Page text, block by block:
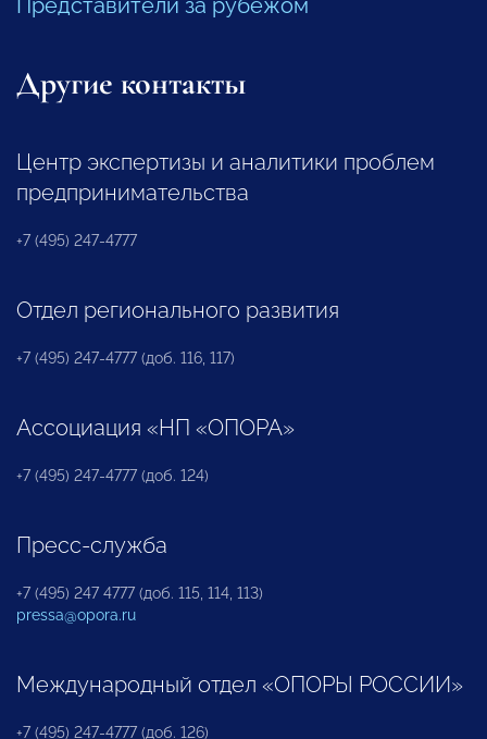
Представители за рубежом
Другие контакты
Центр экспертизы и аналитики проблем
предпринимательства
+7 (495) 247-4777
Отдел регионального развития
+7 (495) 247-4777 (доб. 116, 117)
Ассоциация «НП «ОПОРА»
+7 (495) 247-4777 (доб. 124)
Пресс-служба
+7 (495) 247 4777 (доб. 115, 114, 113)
pressa@opora.ru
Международный отдел «ОПОРЫ РОССИИ»
+7 (495) 247-4777 (доб. 126)